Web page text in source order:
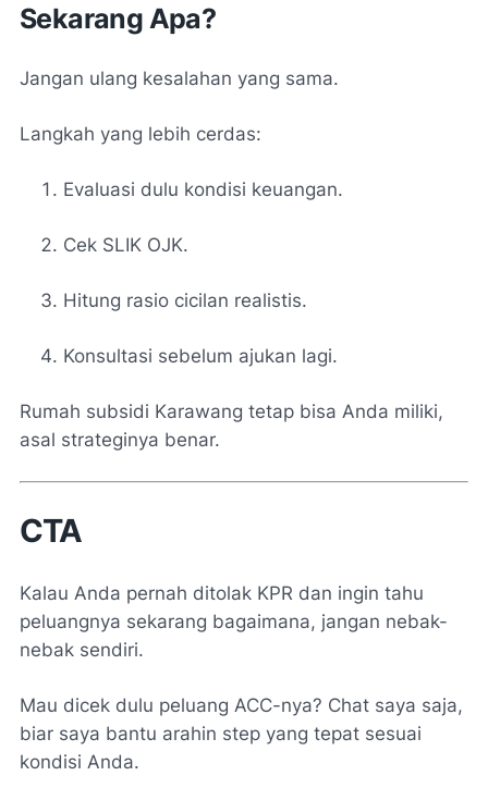
Sekarang Apa?
Jangan ulang kesalahan yang sama.
Langkah yang lebih cerdas:
Evaluasi dulu kondisi keuangan.
Cek SLIK OJK.
Hitung rasio cicilan realistis.
Konsultasi sebelum ajukan lagi.
Rumah subsidi Karawang tetap bisa Anda miliki,
asal strateginya benar.
CTA
Kalau Anda pernah ditolak KPR dan ingin tahu
peluangnya sekarang bagaimana, jangan nebak-
nebak sendiri.
Mau dicek dulu peluang ACC-nya? Chat saya saja,
biar saya bantu arahin step yang tepat sesuai
kondisi Anda.